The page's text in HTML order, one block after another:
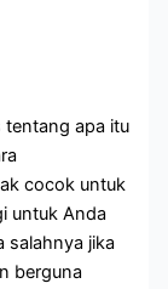
tentang apa itu
cocok untuk
untuk Anda
salahnya jika
berguna